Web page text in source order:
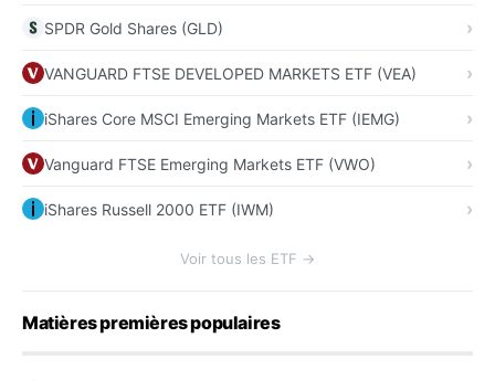
SPDR Gold Shares (GLD)
VANGUARD FTSE DEVELOPED MARKETS ETF (VEA)
iShares Core MSCI Emerging Markets ETF (IEMG)
Vanguard FTSE Emerging Markets ETF (VWO)
iShares Russell 2000 ETF (IWM)
Voir tous les ETF →
Matières premières populaires